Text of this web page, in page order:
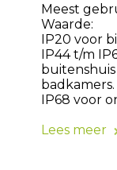
Meest
Waarde:
IP20 voor
IP44 t/m
badkamers.
IP68 voor
Lees meer